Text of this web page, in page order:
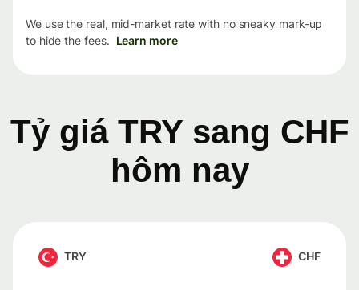
We use the real, mid-market rate with no sneaky mark-up
to hide the fees. Learn more
Tỷ giá TRY sang CHF
hôm nay
TRY CHF